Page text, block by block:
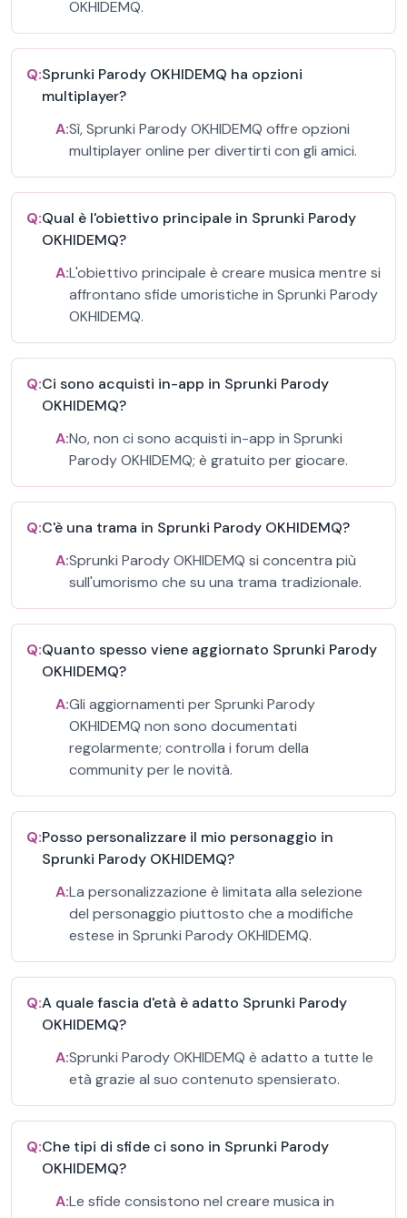
OKHIDEMQ.
Q:Sprunki Parody OKHIDEMQ ha opzioni
multiplayer?
A:Sì, Sprunki Parody OKHIDEMQ offre opzioni
multiplayer online per divertirti con gli amici.
Q:Qual è l'obiettivo principale in Sprunki Parody
OKHIDEMQ?
A:L'obiettivo principale è creare musica mentre si
affrontano sfide umoristiche in Sprunki Parody
OKHIDEMQ.
Q:Ci sono acquisti in-app in Sprunki Parody
OKHIDEMQ?
A:No, non ci sono acquisti in-app in Sprunki
Parody OKHIDEMQ; è gratuito per giocare.
Q:C'è una trama in Sprunki Parody OKHIDEMQ?
A:Sprunki Parody OKHIDEMQ si concentra più
sull'umorismo che su una trama tradizionale.
Q:Quanto spesso viene aggiornato Sprunki Parody
OKHIDEMQ?
A:Gli aggiornamenti per Sprunki Parody
OKHIDEMQ non sono documentati
regolarmente; controlla i forum della
community per le novità.
Q:Posso personalizzare il mio personaggio in
Sprunki Parody OKHIDEMQ?
A:La personalizzazione è limitata alla selezione
del personaggio piuttosto che a modifiche
estese in Sprunki Parody OKHIDEMQ.
Q:A quale fascia d'età è adatto Sprunki Parody
OKHIDEMQ?
A:Sprunki Parody OKHIDEMQ è adatto a tutte le
età grazie al suo contenuto spensierato.
Q:Che tipi di sfide ci sono in Sprunki Parody
OKHIDEMQ?
A:Le sfide consistono nel creare musica in